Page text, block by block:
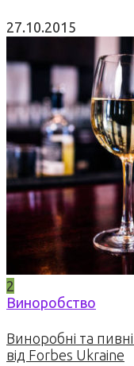
27.10.2015
2
Виноробство
Виноробні та
від Forbes Ukraine